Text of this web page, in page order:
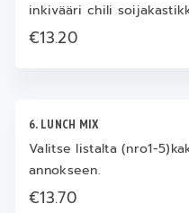
inkivääri chili
€13.20
6. LUNCH MIX
Valitse listalta (nro1-
annokseen.
€13.70